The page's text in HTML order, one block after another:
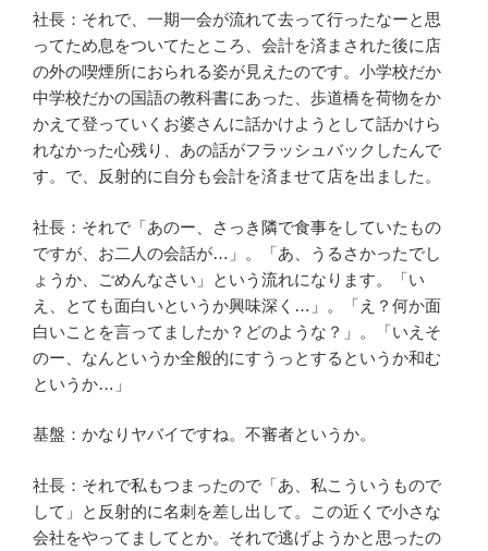
社長：それで、一期一会が流れて去って行ったなーと思
ってため息をついてたところ、会計を済まされた後に店
の外の喫煙所におられる姿が見えたのです。小学校だか
中学校だかの国語の教科書にあった、歩道橋を荷物をか
かえて登っていくお婆さんに話かけようとして話かけら
れなかった心残り、あの話がフラッシュバックしたんで
す。で、反射的に自分も会計を済ませて店を出ました。
社長：それで「あのー、さっき隣で食事をしていたもの
ですが、お二人の会話が…」。「あ、うるさかったでし
ょうか、ごめんなさい」という流れになります。「い
え、とても面白いというか興味深く…」。「え？何か面
白いことを言ってましたか？どのような？」。「いえそ
のー、なんというか全般的にすうっとするというか和む
というか…」
基盤：かなりヤバイですね。不審者というか。
社長：それで私もつまったので「あ、私こういうもので
して」と反射的に名刺を差し出して。この近くで小さな
会社をやってましてとか。それで逃げようかと思ったの